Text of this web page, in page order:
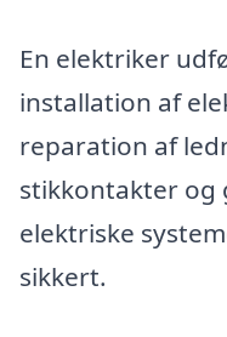
En elektriker
installation af
reparation af
stikkontakter og
elektriske
sikkert.